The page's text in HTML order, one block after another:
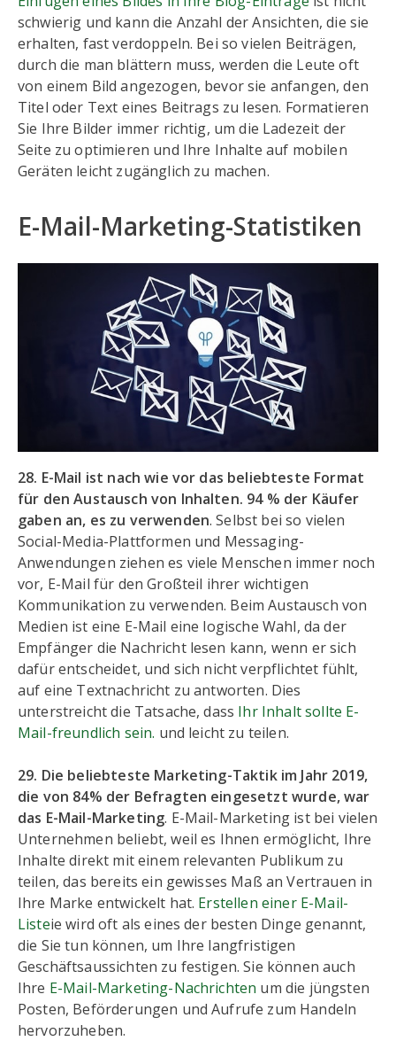
schwierig und kann die Anzahl der Ansichten, die sie
erhalten, fast verdoppeln. Bei so vielen Beiträgen,
durch die man blättern muss, werden die Leute oft
von einem Bild angezogen, bevor sie anfangen, den
Titel oder Text eines Beitrags zu lesen. Formatieren
Sie Ihre Bilder immer richtig, um die Ladezeit der
Seite zu optimieren und Ihre Inhalte auf mobilen
Geräten leicht zugänglich zu machen.
E-Mail-Marketing-Statistiken
28. E-Mail ist nach wie vor das beliebteste Format
für den Austausch von Inhalten. 94 % der Käufer
gaben an, es zu verwenden. Selbst bei so vielen
Social-Media-Plattformen und Messaging-
Anwendungen ziehen es viele Menschen immer noch
vor, E-Mail für den Großteil ihrer wichtigen
Kommunikation zu verwenden. Beim Austausch von
Medien ist eine E-Mail eine logische Wahl, da der
Empfänger die Nachricht lesen kann, wenn er sich
dafür entscheidet, und sich nicht verpflichtet fühlt,
auf eine Textnachricht zu antworten. Dies
unterstreicht die Tatsache, dass Ihr Inhalt sollte E-
Mail-freundlich sein. und leicht zu teilen.
29. Die beliebteste Marketing-Taktik im Jahr 2019,
die von 84% der Befragten eingesetzt wurde, war
das E-Mail-Marketing. E-Mail-Marketing ist bei vielen
Unternehmen beliebt, weil es Ihnen ermöglicht, Ihre
Inhalte direkt mit einem relevanten Publikum zu
teilen, das bereits ein gewisses Maß an Vertrauen in
Ihre Marke entwickelt hat. Erstellen einer E-Mail-
Listeie wird oft als eines der besten Dinge genannt,
die Sie tun können, um Ihre langfristigen
Geschäftsaussichten zu festigen. Sie können auch
Ihre E-Mail-Marketing-Nachrichten um die jüngsten
Posten, Beförderungen und Aufrufe zum Handeln
hervorzuheben.